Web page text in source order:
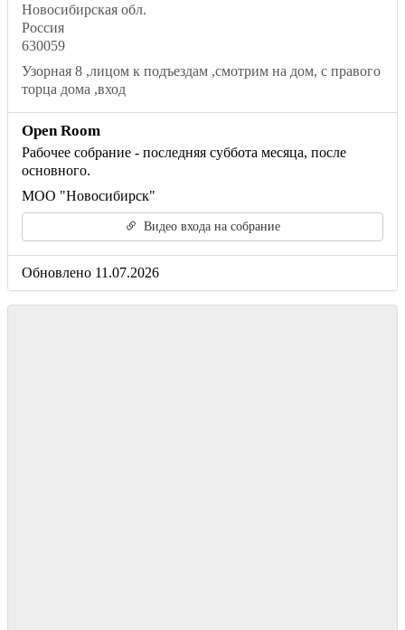
Новосибирская обл.
Россия
630059
Узорная 8 ,лицом к подъездам ,смотрим на дом, с правого
торца дома ,вход
Open Room
Рабочее собрание - последняя суббота месяца, после
основного.
МОО "Новосибирск"
Видео входа на собрание
Обновлено 11.07.2026